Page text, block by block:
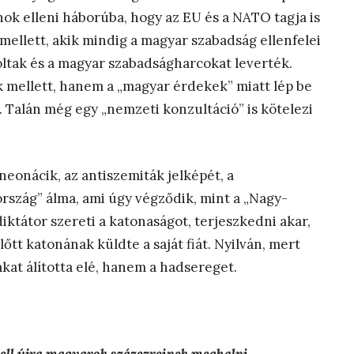
elleni háborúba, hogy az EU és a NATO tagja is
akik mindig a magyar szabadság ellenfelei
és a magyar szabadságharcokat leverték.
hanem a „magyar érdekek” miatt lép be
még egy „nemzeti konzultáció” is kötelezi
az antiszemiták jelképét, a
álma, ami úgy végződik, mint a „Nagy-
szereti a katonaságot, terjeszkedni akar,
katonának küldte a saját fiát. Nyilván, mert
álította elé, hanem a hadsereget.